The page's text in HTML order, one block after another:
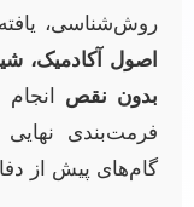
روش‌شناسی،
اصول آکادمیک،
بدون نقص
فرمت‌بندی
گام‌های پیش از